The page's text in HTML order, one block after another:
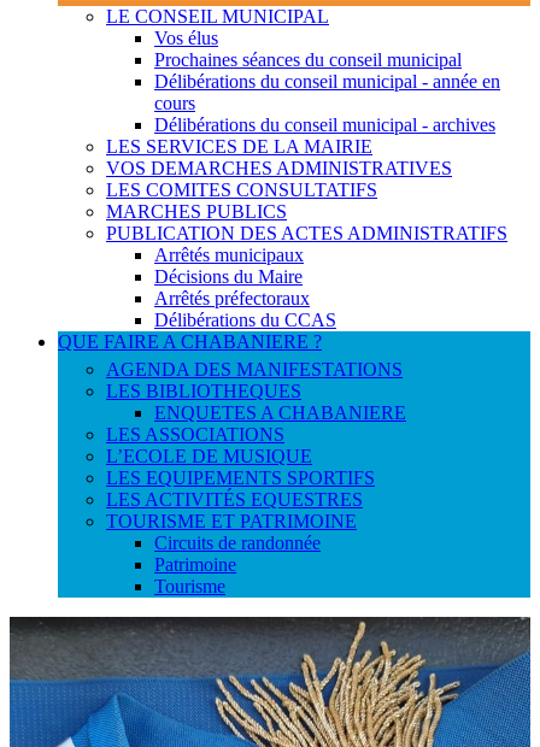
LE CONSEIL MUNICIPAL
Vos élus
Prochaines séances du conseil municipal
Délibérations du conseil municipal - année en
cours
Délibérations du conseil municipal - archives
LES SERVICES DE LA MAIRIE
VOS DEMARCHES ADMINISTRATIVES
LES COMITES CONSULTATIFS
MARCHES PUBLICS
PUBLICATION DES ACTES ADMINISTRATIFS
Arrêtés municipaux
Décisions du Maire
Arrêtés préfectoraux
Délibérations du CCAS
QUE FAIRE A CHABANIERE ?
AGENDA DES MANIFESTATIONS
LES BIBLIOTHEQUES
ENQUETES A CHABANIERE
LES ASSOCIATIONS
L’ECOLE DE MUSIQUE
LES EQUIPEMENTS SPORTIFS
LES ACTIVITÉS EQUESTRES
TOURISME ET PATRIMOINE
Circuits de randonnée
Patrimoine
Tourisme